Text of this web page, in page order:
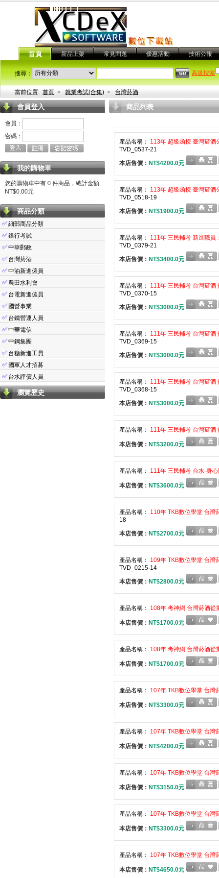
首頁 新品上架 常見問題 優惠活動 技術公報
搜尋： 高級搜索
當前位置: 首頁 > 就業考試(合集) > 台灣菸酒
會員登入
會員：
密碼：
我的購物車
您的購物車中有 0 件商品，總計金額
NT$0.00元
商品分類
✅細部商品分類
✅銀行考試
✅中華郵政
✅ 台灣菸酒
✅中油新進僱員
✅ 農田水利會
✅ 台電新進僱員
✅ 國營事業
✅ 台鐵營運人員
✅中華電信
✅中鋼集團
✅ 台糖新進工員
✅ 國軍人才招募
✅ 台水評價人員
瀏覽歷史
商品列表
產品名稱：
113年 超級函授 臺灣菸
TVD_0537-21
本店售價： NT$4200.0元
產品名稱：
113年 超級函授 臺灣菸
TVD_0518-19
本店售價： NT$1900.0元
產品名稱：
111年 三民輔考 新進職
TVD_0379-21
本店售價： NT$3400.0元
產品名稱：
111年 三民輔考 台灣菸
TVD_0370-15
本店售價： NT$3000.0元
產品名稱：
111年 三民輔考 台灣菸
TVD_0369-15
本店售價： NT$3000.0元
產品名稱：
111年 三民輔考 台灣菸
TVD_0368-15
本店售價： NT$3000.0元
產品名稱： 111年 三民輔考 台灣菸
本店售價： NT$3200.0元
產品名稱： 111年 三民輔考 台水-身
本店售價： NT$3600.0元
產品名稱：
110年 TKB數位學堂 台
18
本店售價： NT$2700.0元
產品名稱：
109年 TKB數位學堂 台
TVD_0215-14
本店售價： NT$2800.0元
產品名稱： 108年 考神網 台灣菸酒
本店售價： NT$1700.0元
產品名稱： 108年 考神網 台灣菸酒
本店售價： NT$1700.0元
產品名稱： 107年 TKB數位學堂 台灣
本店售價： NT$3300.0元
產品名稱： 107年 TKB數位學堂 台灣
本店售價： NT$4200.0元
產品名稱： 107年 TKB數位學堂 台灣
本店售價： NT$3150.0元
產品名稱： 107年 TKB數位學堂 台灣
本店售價： NT$3300.0元
產品名稱： 107年 TKB數位學堂 台灣
本店售價： NT$4650.0元